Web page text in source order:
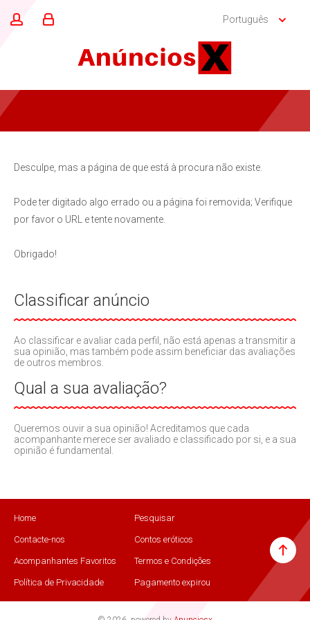
Português
Desculpe, mas a página de que está à procura não existe.
Pode ter digitado algo errado ou a página foi removida; Verifique
por favor o URL e tente novamente.
Obrigado!
Classificar anúncio
Ao classificar e avaliar cada perfil, não está apenas a transmitir a
sua opinião, mas também pode assim beneficiar das avaliações
de outros membros.
Qual a sua avaliação?
Queremos ouvir a sua opinião! Acreditamos que cada
acompanhante merece ser avaliado e classificado por si, e a sua
opinião é fundamental.
Home Pesquisar
Contacte-nos Contos eróticos
Acompanhantes Favoritos Termos e Condições
Política de Privacidade Pagamento expirou